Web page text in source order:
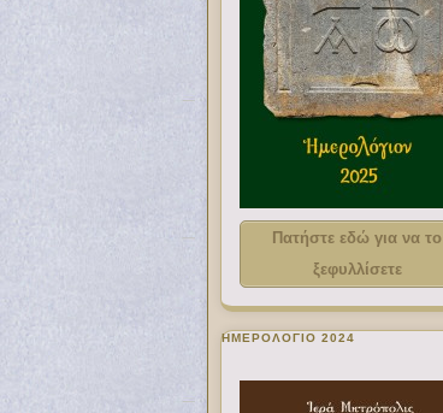
Πατήστε εδώ για να το
ξεφυλλίσετε
ΗΜΕΡΟΛΟΓΙΟ 2024